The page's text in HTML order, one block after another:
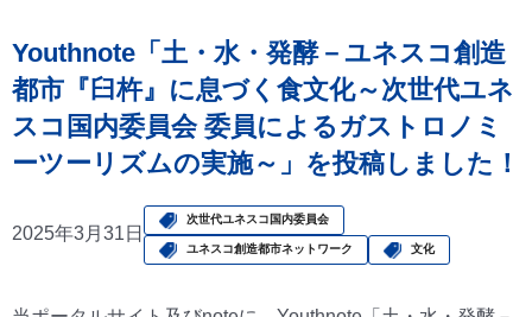
Youthnote「土・水・発酵－ユネスコ創造
都市『臼杵』に息づく食文化～次世代ユネ
スコ国内委員会 委員によるガストロノミ
ーツーリズムの実施～」を投稿しました！
2025年3月31日
次世代ユネスコ国内委員会
ユネスコ創造都市ネットワーク 文化